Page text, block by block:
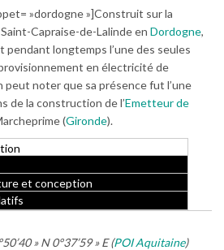
»dordogne »]Construit sur la
Capraise-de-Lalinde en Dordogne,
pendant longtemps l’une des seules
en électricité de
peut noter que sa présence fut l’une
de la construction de l’Emetteur de
(Gironde).
et conception
» N 0°37’59 » E(POI Aquitaine)